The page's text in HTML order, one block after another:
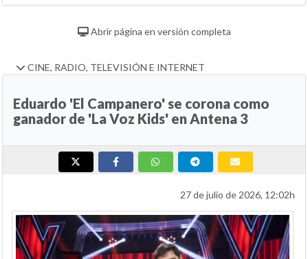
Abrir página en versión completa
CINE, RADIO, TELEVISIÓN E INTERNET
Eduardo 'El Campanero' se corona como
ganador de 'La Voz Kids' en Antena 3
27 de julio de 2026, 12:02h